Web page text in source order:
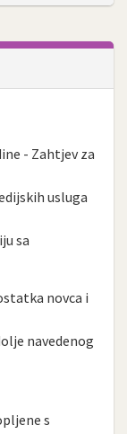
- Zahtjev za
usluga
sa
novca i
navedenog
s